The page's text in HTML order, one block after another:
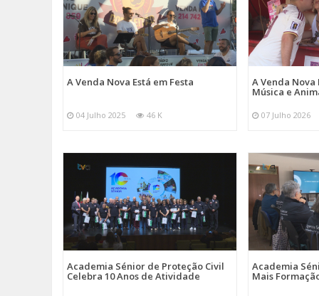
A Venda Nova Está em Festa
04 Julho 2025 46 K
A Venda Nova
Música e
07 Julho 2026
Academia Sénior de Proteção Civil
Celebra 10 Anos de Atividade
Academia
Mais